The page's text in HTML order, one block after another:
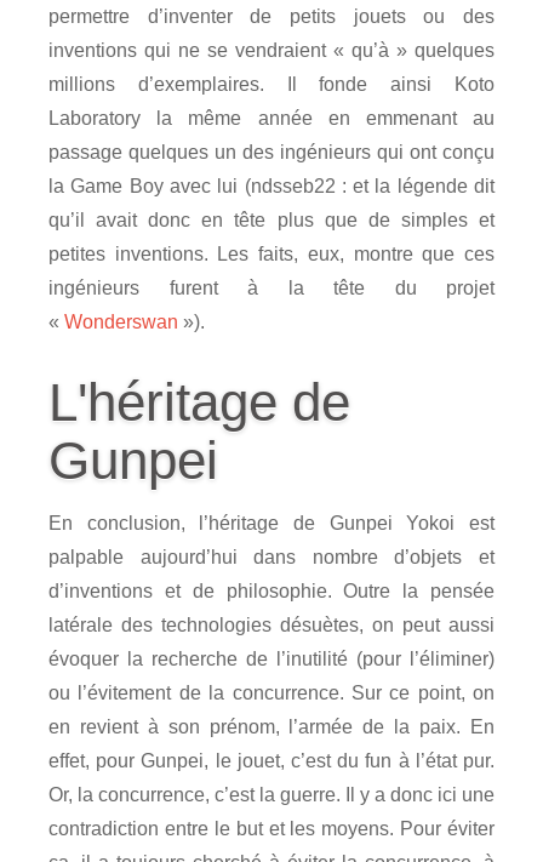
permettre d’inventer de petits jouets ou des
inventions qui ne se vendraient « qu’à » quelques
millions d’exemplaires. Il fonde ainsi Koto
Laboratory la même année en emmenant au
passage quelques un des ingénieurs qui ont conçu
la Game Boy avec lui (ndsseb22 : et la légende dit
qu’il avait donc en tête plus que de simples et
petites inventions. Les faits, eux, montre que ces
ingénieurs furent à la tête du projet
« Wonderswan »).
L'héritage de
Gunpei
En conclusion, l’héritage de Gunpei Yokoi est
palpable aujourd’hui dans nombre d’objets et
d’inventions et de philosophie. Outre la pensée
latérale des technologies désuètes, on peut aussi
évoquer la recherche de l’inutilité (pour l’éliminer)
ou l’évitement de la concurrence. Sur ce point, on
en revient à son prénom, l’armée de la paix. En
effet, pour Gunpei, le jouet, c’est du fun à l’état pur.
Or, la concurrence, c’est la guerre. Il y a donc ici une
contradiction entre le but et les moyens. Pour éviter